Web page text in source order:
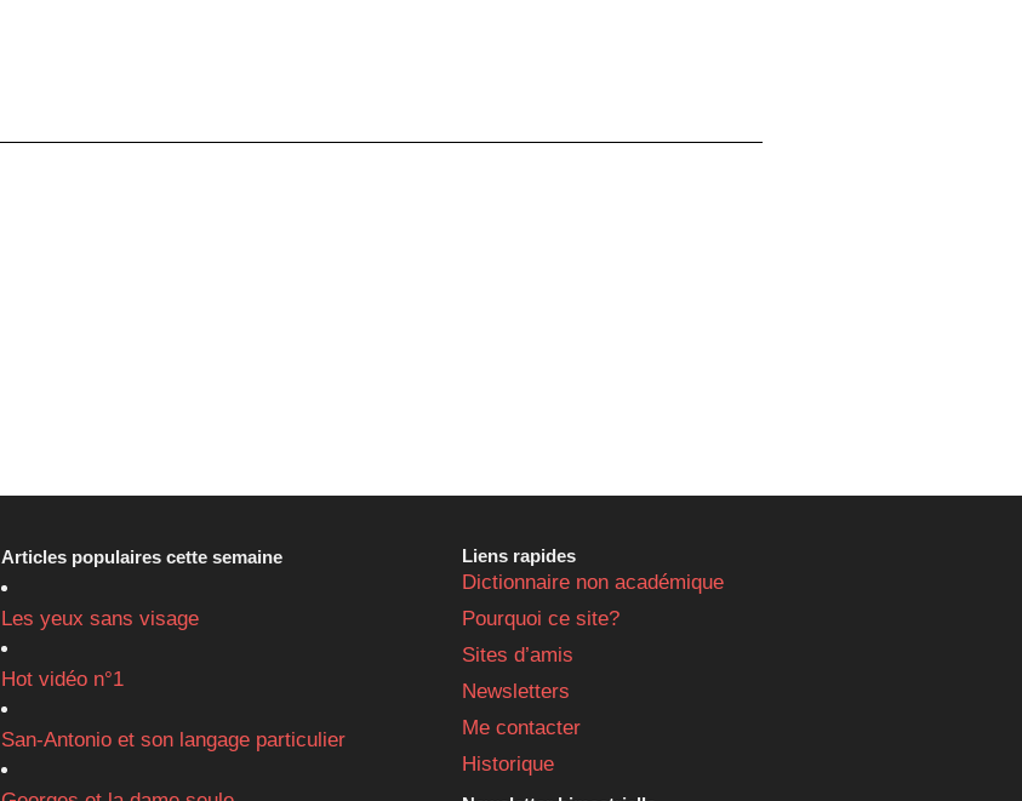
Articles populaires cette semaine
Les yeux sans visage
Hot vidéo n°1
San-Antonio et son langage particulier
Liens rapides
Dictionnaire non académique
Pourquoi ce site?
Sites d’amis
Newsletters
Me contacter
Historique